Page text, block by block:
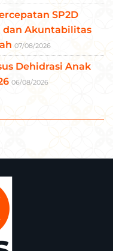
SP2D
dan Akuntabilitas
07/08/2026
Dehidrasi Anak
06/08/2026